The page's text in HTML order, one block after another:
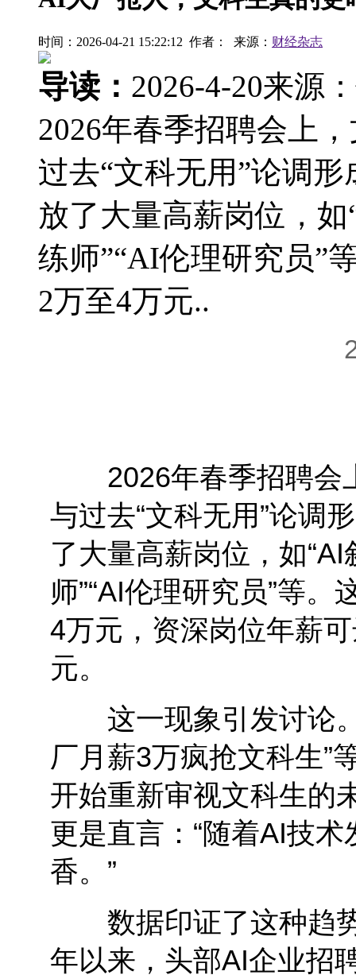
时间：2026-04-21 15:22:12 作者： 来源： 财经杂志
导读： 2026-4-20来
2026年春季招聘会上
过去“文科无用”论调
放了大量高薪岗位，
练师”“AI伦理研究员”
2万至4万元..
2026年春季招聘会
与过去“文科无用”论调
了大量高薪岗位，如
师”“AI伦理研究员”等
4万元，资深岗位年薪
元。
这一现象引发讨论。
厂月薪3万疯抢文科生”
开始重新审视文科生的
更是直言：“随着AI技
香。”
数据印证了这种趋势
年以来，头部AI企业招